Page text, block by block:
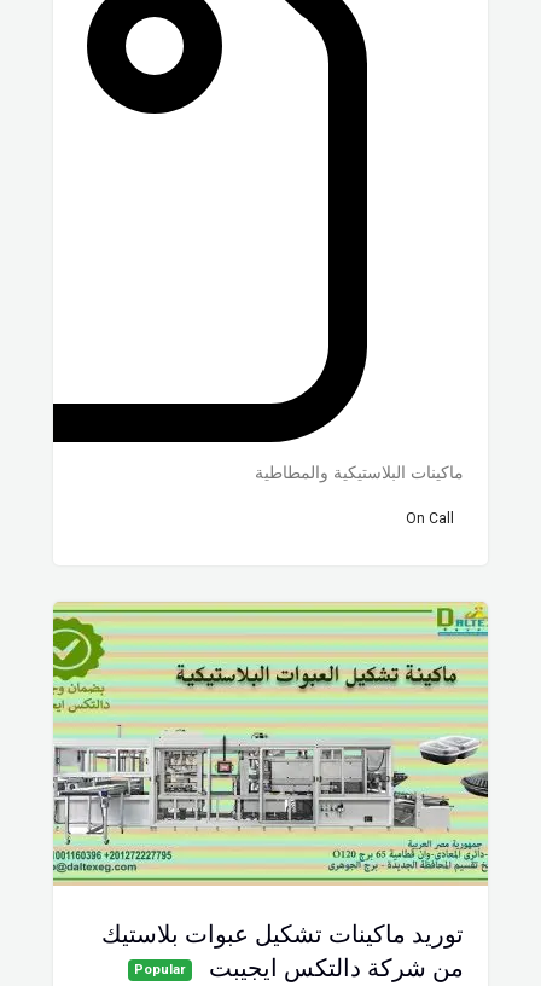
ماكينات البلاستيكية والمطاطية
On Call
توريد ماكينات تشكيل عبوات بلاستيك
من شركة دالتكس ايجيبت
Popular